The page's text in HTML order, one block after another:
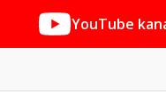
YouTube